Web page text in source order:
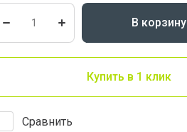
В корзину
Купить в 1 клик
Сравнить